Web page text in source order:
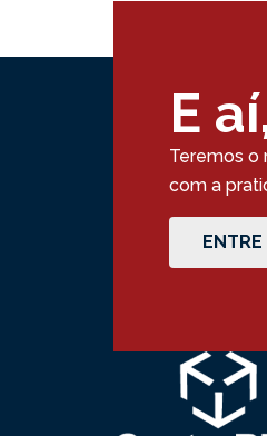
E
Teremos o
com a